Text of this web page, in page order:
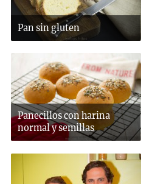
Pan sin gluten
Panecillos con harina
normal y semillas